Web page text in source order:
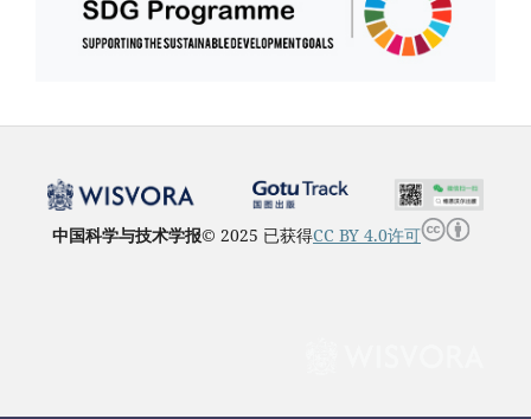
中国科学与技术学报© 2025 已获得CC BY 4.0许可